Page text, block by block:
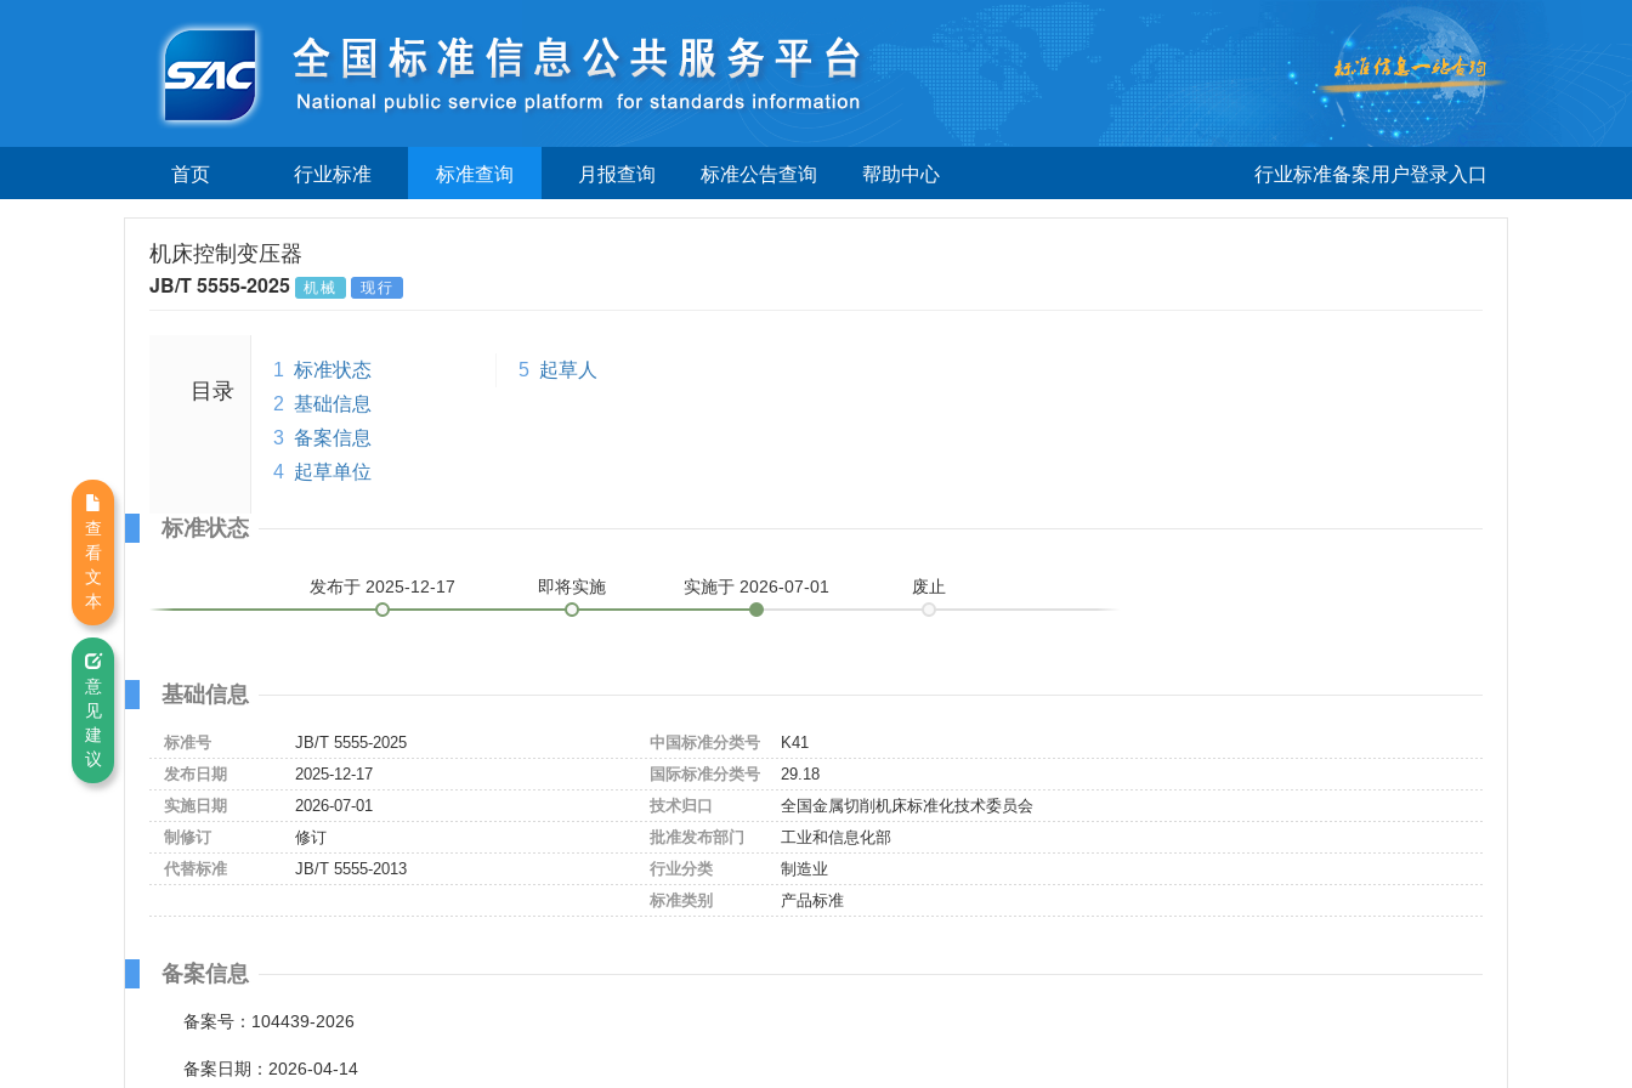
首页 行业标准 标准查询 月报查询 标准公告查询 帮助中心 行业标准备案用户登录入口
查
看
文
本
意
见
建
议
机床控制变压器
JB/T 5555-2025 机械 现行
目录
1 标准状态
2 基础信息
3 备案信息
4 起草单位
5 起草人
标准状态
发布于 2025-12-17 即将实施 实施于 2026-07-01 废止
基础信息
标准号
JB/T 5555-2025
发布日期
2025-12-17
实施日期
2026-07-01
制修订
修订
代替标准
JB/T 5555-2013
中国标准分类号
K41
国际标准分类号
29.18
技术归口
全国金属切削机床标准化技术委员会
批准发布部门
工业和信息化部
行业分类
制造业
标准类别
产品标准
备案信息
备案号：104439-2026
备案日期：2026-04-14